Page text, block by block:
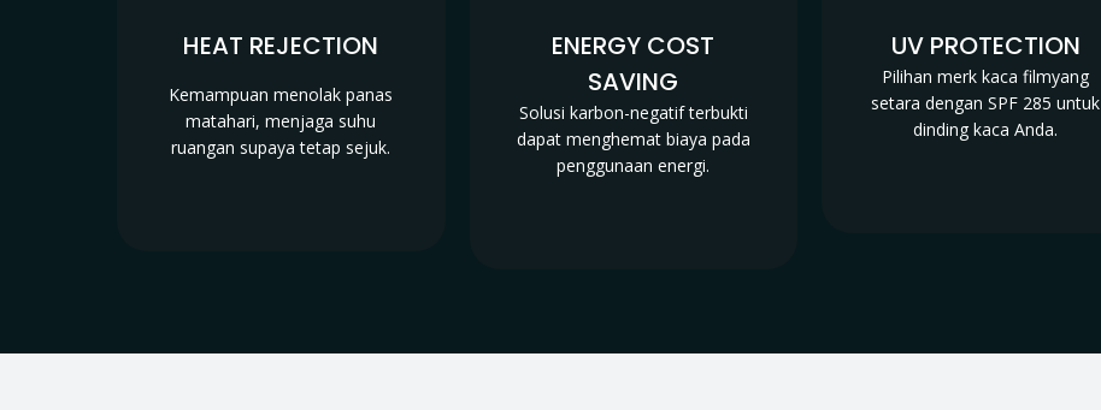
HEAT REJECTION
Kemampuan menolak panas
matahari, menjaga suhu
ruangan supaya tetap sejuk.
ENERGY COST
SAVING
Solusi karbon-negatif terbukti
dapat menghemat biaya pada
penggunaan energi.
UV PROTECTION
Pilihan merk kaca filmyang
setara dengan SPF 285 untuk
dinding kaca Anda.